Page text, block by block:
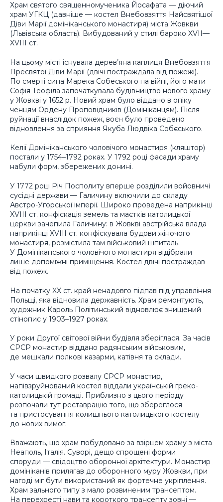
Храм святого священномученика Йосафата — діючий
храм УГКЦ (давніше — костел Внебовзяття Найсвятішої
Діви Марії домініканського монастиря) міста Жовкви
(Львівська область). Вибудований у стилі бароко XVII—
XVIII ст.
На цьому місті існувала дерев’яна каплиця Внебовзяття
Пресвятої Діви Марії (двічі постраждала від пожежі).
По смерті сина Марека Собеського на війні, його мати
Софія Теофіла започаткувала будівництво нового храму
у Жовкві у 1652 р. Новий храм було віддано в опіку
ченцям Ордену Проповідників (Домініканцям). Після
руйнації внаслідок пожеж, воєн було проведено
відновлення за сприяння Якуба Людвіка Собєського.
Келії Домініканського чоловічого монастиря (кляштор)
постали у 1754–1792 роках. У 1792 році фасади храму
набули форм, збережених донині.
У 1772 році Річ Посполиту вперше розділили войовничі
сусідні держави — Галичину включили до складу
Австро-Угорської імперії. Широко проведена наприкінці
XVIII ст. конфіскація земель та маєтків католицької
церкви зачепила Галичину: в Жовкві австрійська влада
наприкінці XVIII ст. конфіскувала будови жіночого
монастиря, розмістила там військовий шпиталь.
У Домініканського чоловічого монастиря відібрали
лише допоміжні приміщення. Костел двічі постраждав
від пожеж.
На початку XX ст. край ненадовго підпав під управління
Польщі, яка відновила державність. Храм ремонтують,
художник Кароль Політинський відновлює знищений
стінопис у 1903–1927 роках.
У роки Другої світової війни будівля зберіглася. За часів
СРСР монастир віддано радянським військовим,
де мешкали полкові казарми, катівня та склади.
У часи швидкого розвалу СРСР монастир,
напівзруйнований костел віддали українській греко-
католицькій громаді. Приблизно з цього періоду
розпочали тут реставрацію того, що збереглося
та пристосування колишнього католицького костелу
до нових вимог.
Вважають, що храм побудовано за взірцем храму з міста
Неаполь, Італія. Суворі, дещо спрощені форми
споруди — свідоцтво оборонної архітектури. Монастир
домініканів прилягав до оборонного муру Жовкви, при
нагоді міг бути використаний як фортечне укріплення.
Храм зального типу з мало розвиненим трансептом.
На перехресті нави та короткого трансепту зовні —